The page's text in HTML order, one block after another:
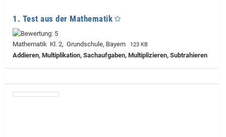
1. Test aus der Mathematik
Mathematik Kl. 2, Grundschule, Bayern 123 KB
Addieren, Multiplikation, Sachaufgaben, Multiplizieren, Subtrahieren